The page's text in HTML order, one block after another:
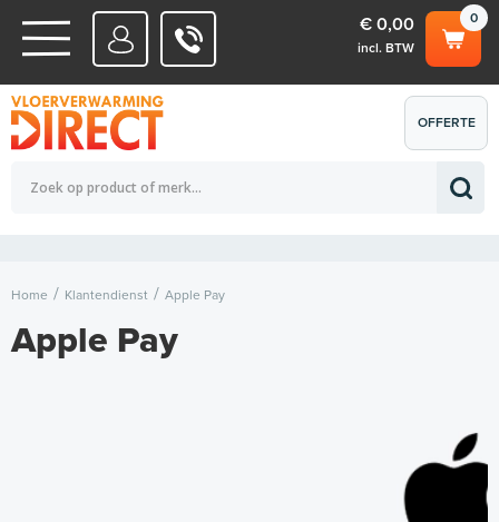
WATERSYSTEMEN
ELEKTRISCHE SYSTEMEN
0
€ 0,00
incl. BTW
Totaalbedrag (incl. BTW) € 0,00
OFFERTE
AANVRAGEN
Home Klantendienst Apple Pay
Apple Pay